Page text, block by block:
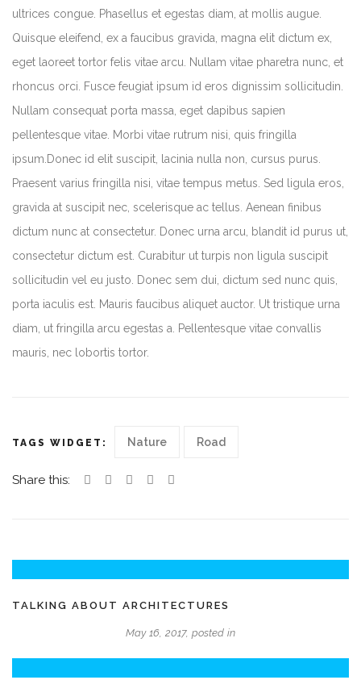
ultrices congue. Phasellus et egestas diam, at mollis augue.
Quisque eleifend, ex a faucibus gravida, magna elit dictum ex,
eget laoreet tortor felis vitae arcu. Nullam vitae pharetra nunc, et
rhoncus orci. Fusce feugiat ipsum id eros dignissim sollicitudin.
Nullam consequat porta massa, eget dapibus sapien
pellentesque vitae. Morbi vitae rutrum nisi, quis fringilla
ipsum.Donec id elit suscipit, lacinia nulla non, cursus purus.
Praesent varius fringilla nisi, vitae tempus metus. Sed ligula eros,
gravida at suscipit nec, scelerisque ac tellus. Aenean finibus
dictum nunc at consectetur. Donec urna arcu, blandit id purus ut,
consectetur dictum est. Curabitur ut turpis non ligula suscipit
sollicitudin vel eu justo. Donec sem dui, dictum sed nunc quis,
porta iaculis est. Mauris faucibus aliquet auctor. Ut tristique urna
diam, ut fringilla arcu egestas a. Pellentesque vitae convallis
mauris, nec lobortis tortor.
TAGS WIDGET: Nature Road
Share this:
TALKING ABOUT ARCHITECTURES
May 16, 2017, posted in